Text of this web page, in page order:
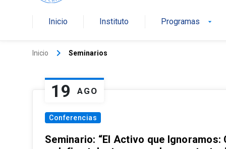
Inicio Instituto Programas arrow_drop_down
Inicio keyboard_arrow_right Seminarios
19 AGO
Conferencias
Seminario: “El Activo que